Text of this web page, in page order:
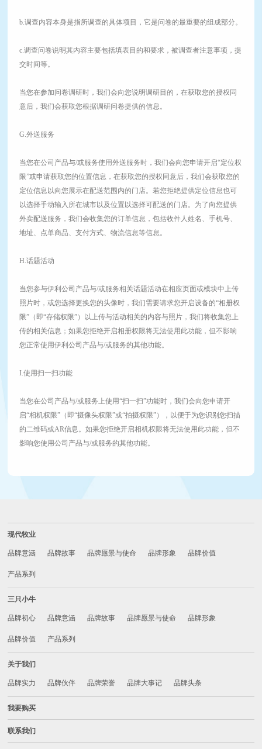
b.调查内容本身是指所调查的具体项目，它是问卷的最重要的组成部分。
c.调查问卷说明其内容主要包括填表目的和要求，被调查者注意事项，提
交时间等。
当您在参加问卷调研时，我们会向您说明调研目的，在获取您的授权同
意后，我们会获取您根据调研问卷提供的信息。
G.外送服务
当您在公司产品与/或服务使用外送服务时，我们会向您申请开启“定位权
限”或申请获取您的位置信息，在获取您的授权同意后，我们会获取您的
定位信息以向您展示在配送范围内的门店。若您拒绝提供定位信息也可
以选择手动输入所在城市以及位置以选择可配送的门店。为了向您提供
外卖配送服务，我们会收集您的订单信息，包括收件人姓名、手机号、
地址、点单商品、支付方式、物流信息等信息。
H.话题活动
当您参与伊利公司产品与/或服务相关话题活动在相应页面或模块中上传
照片时，或您选择更换您的头像时，我们需要请求您开启设备的“相册权
限”（即“存储权限”）以上传与活动相关的内容与照片，我们将收集您上
传的相关信息；如果您拒绝开启相册权限将无法使用此功能，但不影响
您正常使用伊利公司产品与/或服务的其他功能。
I.使用扫一扫功能
当您在公司产品与/或服务上使用“扫一扫”功能时，我们会向您申请开
启“相机权限”（即“摄像头权限”或“拍摄权限”），以便于为您识别您扫描
的二维码或AR信息。如果您拒绝开启相机权限将无法使用此功能，但不
影响您使用公司产品与/或服务的其他功能。
现代牧业
品牌意涵 品牌故事 品牌愿景与使命 品牌形象 品牌价值
产品系列
三只小牛
品牌初心 品牌意涵 品牌故事 品牌愿景与使命 品牌形象
品牌价值 产品系列
关于我们
品牌实力 品牌伙伴 品牌荣誉 品牌大事记 品牌头条
我要购买
联系我们